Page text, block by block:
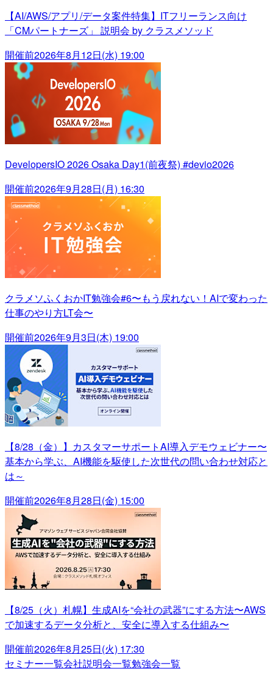
【AI/AWS/アプリ/データ案件特集】ITフリーランス向け
「CMパートナーズ」 説明会 by クラスメソッド
開催前2026年8月12日(水) 19:00
DevelopersIO 2026 Osaka Day1(前夜祭) #devio2026
開催前2026年9月28日(月) 16:30
クラメソふくおかIT勉強会#6〜もう戻れない！AIで変わった
仕事のやり方LT会〜
開催前2026年9月3日(木) 19:00
【8/28（金）】カスタマーサポートAI導入デモウェビナー〜
基本から学ぶ、AI機能を駆使した次世代の問い合わせ対応と
は～
開催前2026年8月28日(金) 15:00
【8/25（火）札幌】生成AIを“会社の武器”にする方法〜AWS
で加速するデータ分析と、安全に導入する仕組み〜
開催前2026年8月25日(火) 17:30
セミナー一覧会社説明会一覧勉強会一覧